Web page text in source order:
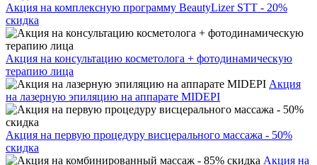
Акция на комплексную программу BeautyLizer STT - 20%
скидка
Акция на консультацию косметолога + фотодинамическую
терапию лица
Акция
на лазерную эпиляцию на аппарате MIDEPI
Акция на первую процедуру висцерального массажа - 50%
скидка
Акция на